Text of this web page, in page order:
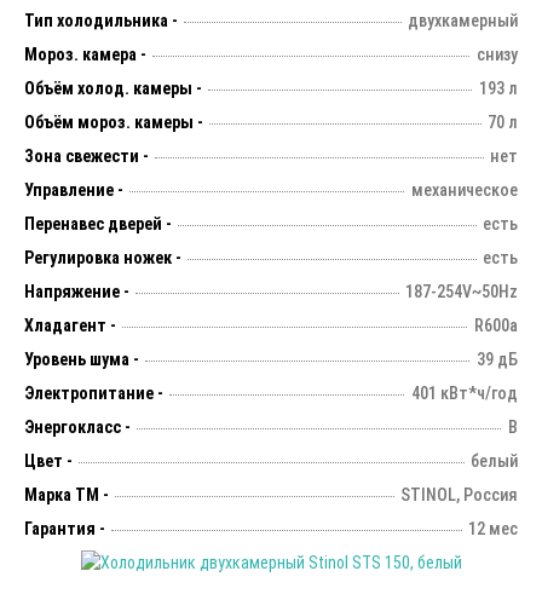
Тип холодильника -
двухкамерный
Мороз. камера -
снизу
Объём холод. камеры -
193 л
Объём мороз. камеры -
70 л
Зона свежести -
нет
Управление -
механическое
Перенавес дверей -
есть
Регулировка ножек -
есть
Напряжение -
187-254V~50Hz
Хладагент -
R600а
Уровень шума -
39 дБ
Электропитание -
401 кВт*ч/год
Энергокласс -
B
Цвет -
белый
Марка ТМ -
STINOL, Россия
Гарантия -
12 мес